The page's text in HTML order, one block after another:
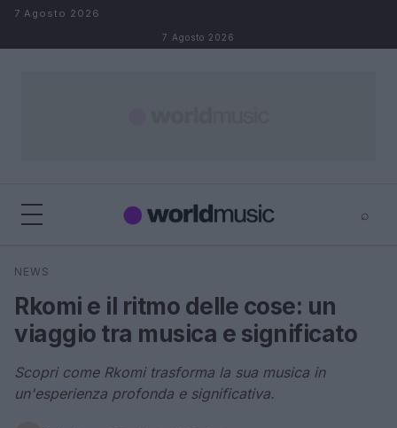
Salta al contenuto
7 Agosto 2026
7 Agosto 2026
⌕
Cerca
NEWS
Rkomi e il ritmo delle cose: un
viaggio tra musica e significato
Scopri come Rkomi trasforma la sua musica in
un'esperienza profonda e significativa.